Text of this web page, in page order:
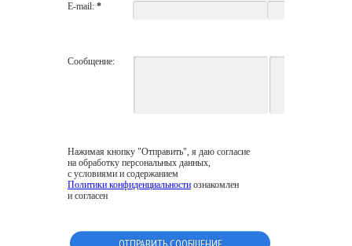
E-mail: *
Сообщение:
Нажимая кнопку "Отправить", я даю согласие
на обработку персональных данных,
с условиями и содержанием
Политики конфиденциальности ознакомлен
и согласен